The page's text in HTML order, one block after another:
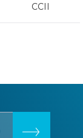
CCII